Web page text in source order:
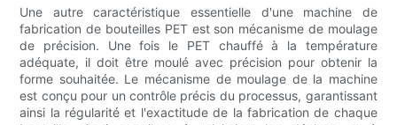
Une autre caractéristique essentielle d'une machine de
fabrication de bouteilles PET est son mécanisme de moulage
de précision. Une fois le PET chauffé à la température
adéquate, il doit être moulé avec précision pour obtenir la
forme souhaitée. Le mécanisme de moulage de la machine
est conçu pour un contrôle précis du processus, garantissant
ainsi la régularité et l'exactitude de la fabrication de chaque